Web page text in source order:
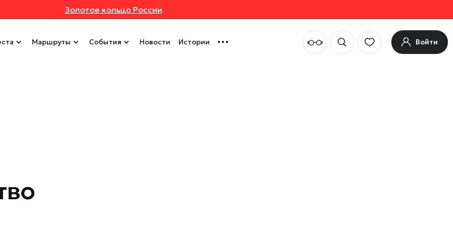
Золотое кольцо России
Маршруты События Новости Истории Войти